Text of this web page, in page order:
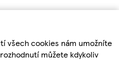
všech cookies nám umožníte
můžete kdykoliv